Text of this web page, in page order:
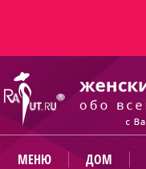
МЕНЮ ДОМ